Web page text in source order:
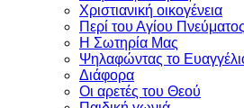
Χριστιανική οικογένεια
Περί του Αγίου Πνεύματος
Η Σωτηρία Μας
Ψηλαφώντας το
Διάφορα
Οι αρετές του Θεού